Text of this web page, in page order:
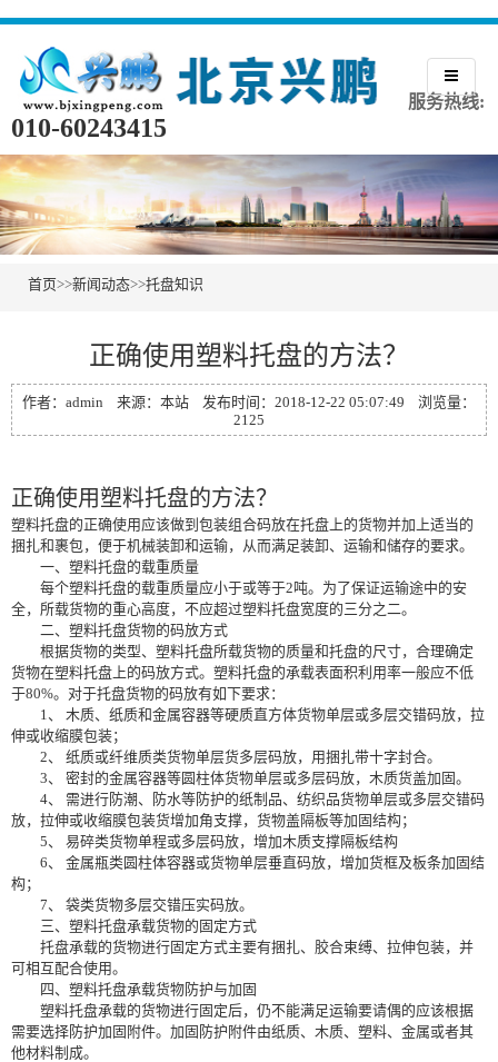
服务热线:
010-60243415
首页>>新闻动态>>托盘知识
正确使用塑料托盘的方法？
作者：admin 来源：本站 发布时间：2018-12-22 05:07:49 浏览量：
2125
正确使用塑料托盘的方法？
塑料托盘的正确使用应该做到包装组合码放在托盘上的货物并加上适当的
捆扎和裹包，便于机械装卸和运输，从而满足装卸、运输和储存的要求。
一、塑料托盘的载重质量
每个塑料托盘的载重质量应小于或等于2吨。为了保证运输途中的安
全，所载货物的重心高度，不应超过塑料托盘宽度的三分之二。
二、塑料托盘货物的码放方式
根据货物的类型、塑料托盘所载货物的质量和托盘的尺寸，合理确定
货物在塑料托盘上的码放方式。塑料托盘的承载表面积利用率一般应不低
于80%。对于托盘货物的码放有如下要求：
1、 木质、纸质和金属容器等硬质直方体货物单层或多层交错码放，拉
伸或收缩膜包装；
2、 纸质或纤维质类货物单层货多层码放，用捆扎带十字封合。
3、 密封的金属容器等圆柱体货物单层或多层码放，木质货盖加固。
4、 需进行防潮、防水等防护的纸制品、纺织品货物单层或多层交错码
放，拉伸或收缩膜包装货增加角支撑，货物盖隔板等加固结构；
5、 易碎类货物单程或多层码放，增加木质支撑隔板结构
6、 金属瓶类圆柱体容器或货物单层垂直码放，增加货框及板条加固结
构；
7、 袋类货物多层交错压实码放。
三、塑料托盘承载货物的固定方式
托盘承载的货物进行固定方式主要有捆扎、胶合束缚、拉伸包装，并
可相互配合使用。
四、塑料托盘承载货物防护与加固
塑料托盘承载的货物进行固定后，仍不能满足运输要请偶的应该根据
需要选择防护加固附件。加固防护附件由纸质、木质、塑料、金属或者其
他材料制成。